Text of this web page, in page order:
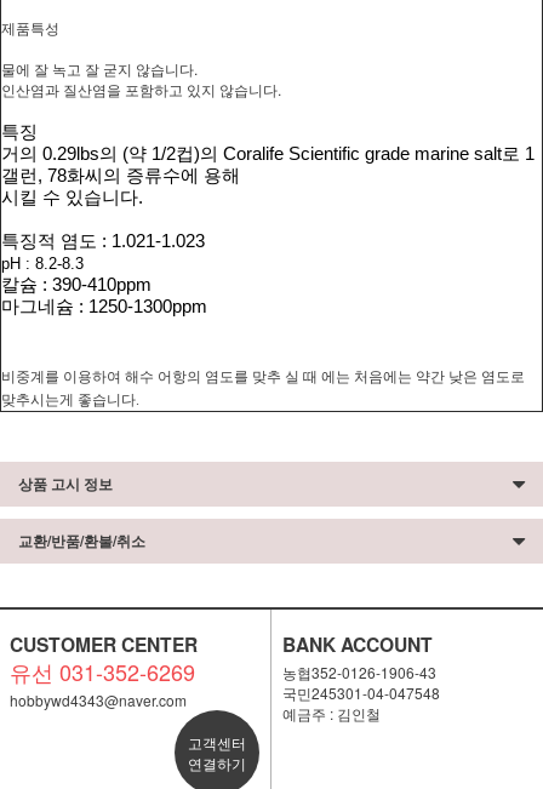
제품특성
물에 잘 녹고 잘 굳지 않습니다.
인산염과 질산염을 포함하고 있지 않습니다.
특징
거의 0.29lbs의 (약 1/2컵)의 Coralife Scientific grade marine salt로 1
갤런, 78화씨의 증류수에 용해
시킬 수 있습니다.
특징적 염도 : 1.021-1.023
pH : 8.2-8.3
칼슘 : 390-410ppm
마그네슘 : 1250-1300ppm
비중계를 이용하여 해수 어항의 염도를 맞추 실 때 에는 처음에는 약간 낮은 염도로
맞추시는게 좋습니다.
상품 고시 정보
교환/반품/환불/취소
CUSTOMER CENTER
유선 031-352-6269
hobbywd4343@naver.com
고객센터
연결하기
BANK ACCOUNT
농협352-0126-1906-43
국민245301-04-047548
예금주 : 김인철